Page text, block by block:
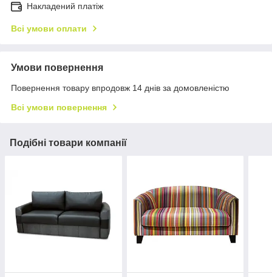
Накладений платіж
Всі умови оплати
Умови повернення
Повернення товару впродовж 14 днів за домовленістю
Всі умови повернення
Подібні товари компанії